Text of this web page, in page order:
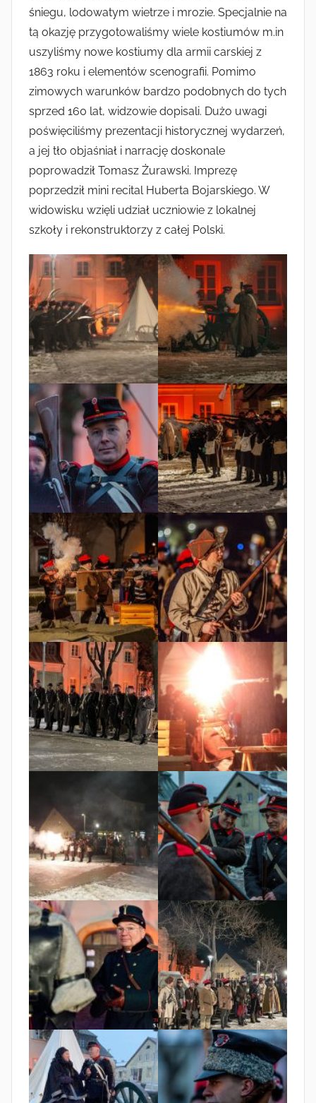
śniegu, lodowatym wietrze i mrozie. Specjalnie na
tą okazję przygotowaliśmy wiele kostiumów m.in
uszyliśmy nowe kostiumy dla armii carskiej z
1863 roku i elementów scenografii. Pomimo
zimowych warunków bardzo podobnych do tych
sprzed 160 lat, widzowie dopisali. Dużo uwagi
poświęciliśmy prezentacji historycznej wydarzeń,
a jej tło objaśniał i narrację doskonale
poprowadził Tomasz Żurawski. Imprezę
poprzedził mini recital Huberta Bojarskiego. W
widowisku wzięli udział uczniowie z lokalnej
szkoły i rekonstruktorzy z całej Polski.